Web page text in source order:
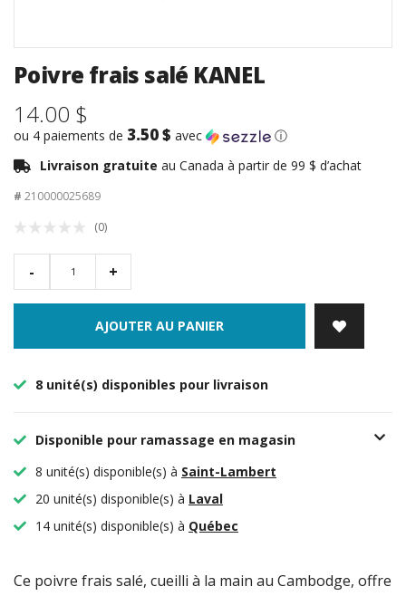
Poivre frais salé KANEL
14.00 $
ou 4 paiements de 3.50 $ avec
ⓘ
Livraison gratuite au Canada à partir de 99 $ d’achat
# 210000025689
(0)
- +
AJOUTER AU PANIER
8 unité(s) disponibles pour livraison
Disponible pour ramassage en magasin
8 unité(s) disponible(s) à Saint-Lambert
20 unité(s) disponible(s) à Laval
14 unité(s) disponible(s) à Québec
Ce poivre frais salé, cueilli à la main au Cambodge, offre